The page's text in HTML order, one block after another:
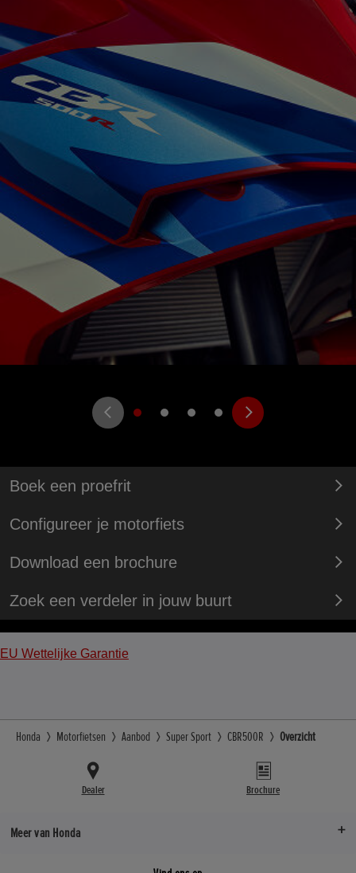
Boek een proefrit
Configureer je motorfiets
Download een brochure
Zoek een verdeler in jouw buurt
EU Wettelijke Garantie
Honda Motorfietsen Aanbod Super Sport CBR500R Overzicht
Dealer Brochure
Meer van Honda